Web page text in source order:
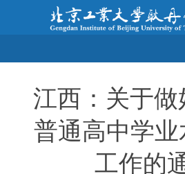
江西：关于做
普通高中学
工作的